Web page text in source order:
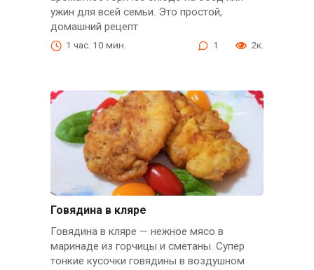
ужин для всей семьи. Это простой,
домашний рецепт
1 час. 10 мин. 1 2к.
Говядина в кляре
Говядина в кляре — нежное мясо в
маринаде из горчицы и сметаны. Супер
тонкие кусочки говядины в воздушном